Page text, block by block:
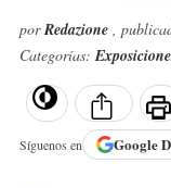
porRedazione ,
Categorías:
Síguenos en Google